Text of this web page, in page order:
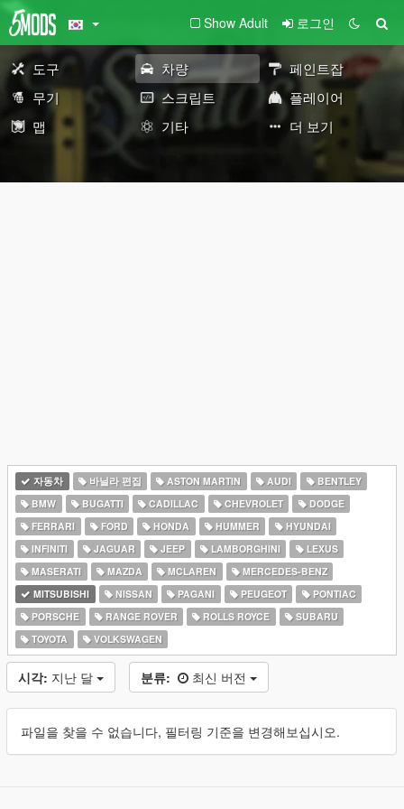
Show Adult 로그인
도구 차량
페인트잡
무기
스크립트
플레이어
맵
기타 더 보기
자동차 바닐라 편집 ASTON MARTIN AUDI
BENTLEY
BMW
BUGATTI CADILLAC CHEVROLET
DODGE
FERRARI
FORD HONDA HUMMER
HYUNDAI
INFINITI
JAGUAR JEEP LAMBORGHINI
LEXUS
MASERATI
MAZDA MCLAREN
MERCEDES-BENZ
MITSUBISHI
NISSAN PAGANI PEUGEOT
PONTIAC
PORSCHE
RANGE ROVER ROLLS ROYCE
SUBARU
TOYOTA
VOLKSWAGEN
시각: 지난 달 분류: 최신 버전
파일을 찾을 수 없습니다, 필터링 기준을 변경해보십시오.